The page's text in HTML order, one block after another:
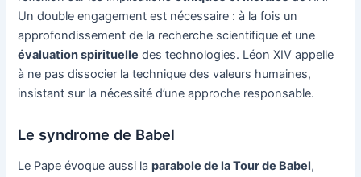
Un double engagement est nécessaire : à la fois un
approfondissement de la recherche scientifique et une
évaluation spirituelle des technologies. Léon XIV appelle
à ne pas dissocier la technique des valeurs humaines,
insistant sur la nécessité d’une approche responsable.
Le syndrome de Babel
Le Pape évoque aussi laparabole de la Tour de Babel,